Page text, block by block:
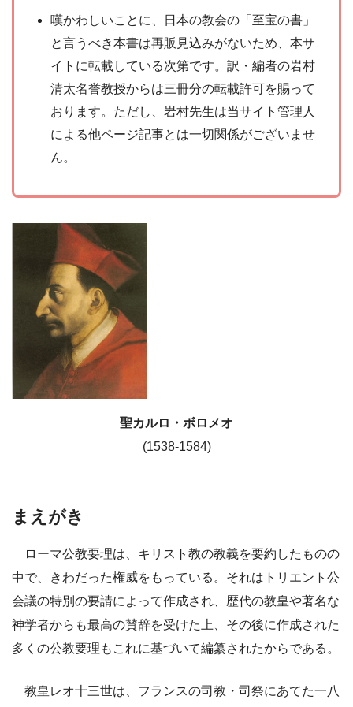
嘆かわしいことに、日本の教会の「至宝の書」
と言うべき本書は再販見込みがないため、本サ
イトに転載している次第です。訳・編者の岩村
清太名誉教授からは三冊分の転載許可を賜って
おります。ただし、岩村先生は当サイト管理人
による他ページ記事とは一切関係がございませ
ん。
聖カルロ・ボロメオ
(1538-1584)
まえがき
ローマ公教要理は、キリスト教の教義を要約したものの
中で、きわだった権威をもっている。それはトリエント公
会議の特別の要請によって作成され、歴代の教皇や著名な
神学者からも最高の賛辞を受けた上、その後に作成された
多くの公教要理もこれに基づいて編纂されたからである。
教皇レオ十三世は、フランスの司教・司祭にあてた一八